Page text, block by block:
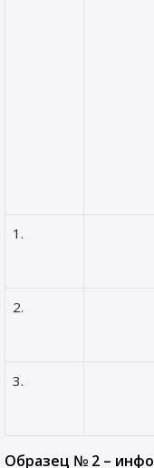
1.
2.
3.
Образец № 2 –